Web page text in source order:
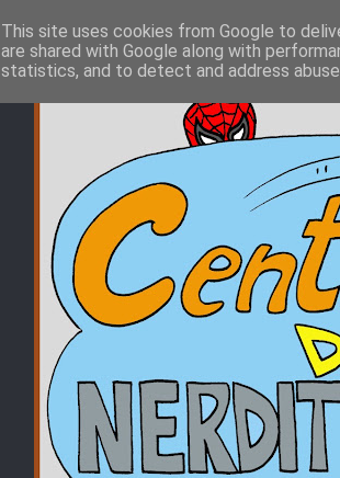
This site uses cookies from Google to
are shared with Google along with
statistics, and to detect and address